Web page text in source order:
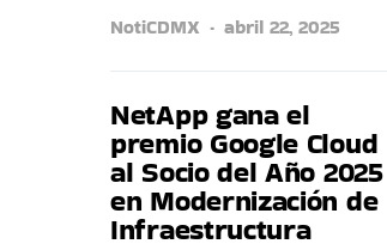
NotiCDMX abril 22, 2025
NetApp gana el
premio Google Cloud
al Socio del Año 2025
en Modernización de
Infraestructura